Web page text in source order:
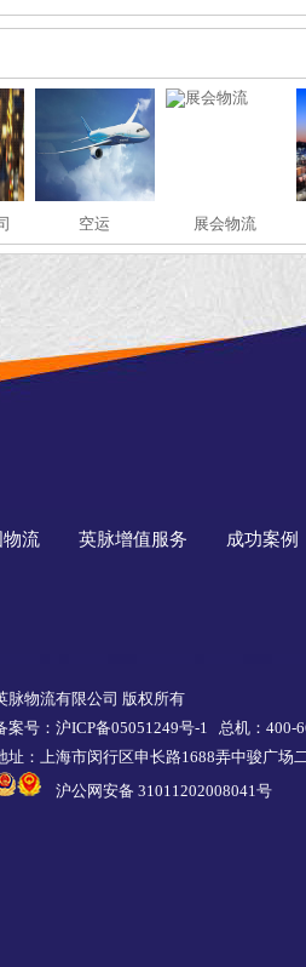
空运 展会物流
物流 英脉增值服务 成功案例
脉物流有限公司 版权所有
案号：沪ICP备05051249号-1 总机：400-
址：上海市闵行区申长路1688弄中骏广场
沪公网安备 31011202008041号